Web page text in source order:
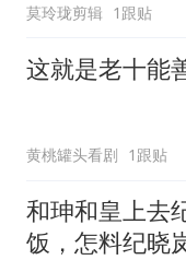
莫玲珑剪辑 1跟贴
这就是老十能
黄桃罐头看剧 1跟贴
和珅和皇上去
饭，怎料纪晓